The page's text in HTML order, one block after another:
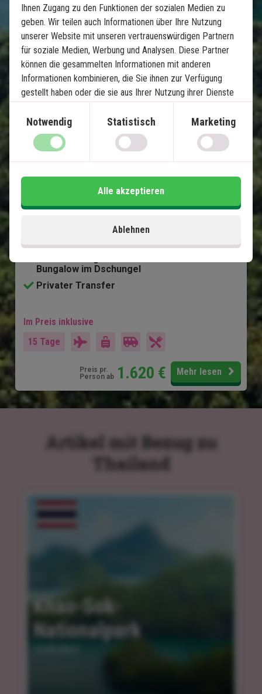
Thailand
Karte ansehen
Dschungel und Strandurlaub:
Khao Lak, Khao Sok und Koh Yao
2 Nächte im Khao Sok Nationalpark
Wunderschöne Strände und fantastisches
Bungalow im Dschungel
Privater Transfer
Im Preis inklusive
15 Tage
Preis pr.
Person ab 1.620 € Mehr lesen
Artikel mit Bezug zu
Thailand
Khao-Sok-
Nationalpark
Ihnen Zugang zu den Funktionen der sozialen Medien zu
geben. Wir teilen auch Informationen über Ihre Nutzung
unserer Website mit unseren vertrauenswürdigen Partnern
für soziale Medien, Werbung und Analysen. Diese Partner
können die gesammelten Informationen mit anderen
Informationen kombinieren, die Sie ihnen zur Verfügung
gestellt haben oder die sie aus Ihrer Nutzung ihrer Dienste
Notwendig Statistisch Marketing
Ablehnen
Alle akzeptieren